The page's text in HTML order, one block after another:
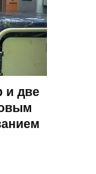
и две